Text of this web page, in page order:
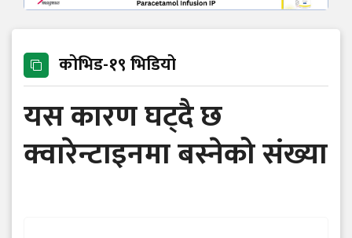
कोभिड-१९ भिडियो
यस कारण घट्दै छ
क्वारेन्टाइनमा बस्नेको संख्या